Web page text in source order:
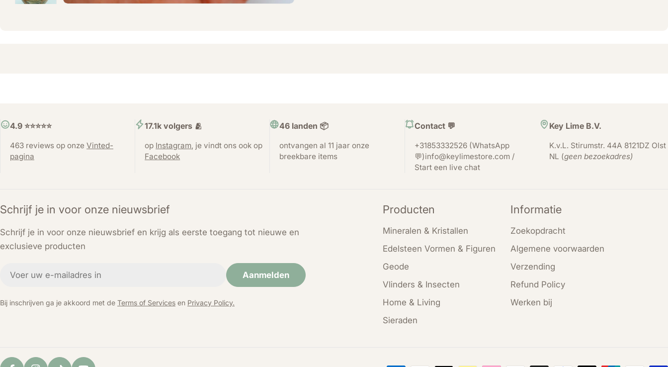
4.9 ⭐️⭐️⭐️⭐️⭐️
463 reviews op onze Vinted-
pagina
17.1k volgers 🫂
op Instagram, je vindt ons ook op
Facebook
46 landen 📦
ontvangen al 11 jaar onze
breekbare items
Contact 💬
+31853332526 (WhatsApp
💬)info@keylimestore.com /
Start een live chat
Key Lime B.V.
K.v.L. Stirumstr. 44A 8121DZ Olst
NL (geen bezoekadres)
Schrijf je in voor onze nieuwsbrief
Schrijf je in voor onze nieuwsbrief en krijg als eerste toegang tot nieuwe en
exclusieve producten
Aanmelden
Bij inschrijven ga je akkoord met de Terms of Services en Privacy Policy.
Producten
Mineralen & Kristallen
Edelsteen Vormen & Figuren
Geode
Vlinders & Insecten
Home & Living
Sieraden
Informatie
Zoekopdracht
Algemene voorwaarden
Verzending
Refund Policy
Werken bij